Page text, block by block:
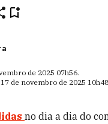
de 2025 07h56.
17 de novembro de 2025 10h48
no dia a dia do